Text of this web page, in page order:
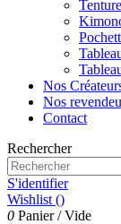
Nos
Nos
Contact
Rechercher
S'identifier
Wishlist ()
0 Panier /Vide